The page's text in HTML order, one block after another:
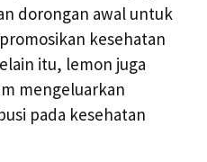
dorongan awal untuk
kesehatan
itu, lemon juga
mengeluarkan
pada kesehatan